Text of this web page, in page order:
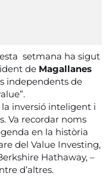
setmana ha sigut
de Magallanes
independents de
la inversió inteligent i
Va recordar noms
en la història
del Value Investing,
Hathaway, –
d’altres.